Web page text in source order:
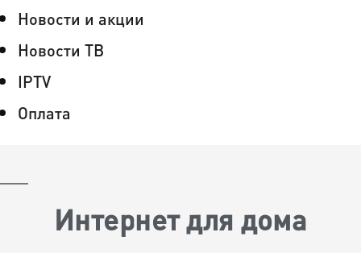
Новости и акции
Новости ТВ
IPTV
Оплата
Интернет для дома